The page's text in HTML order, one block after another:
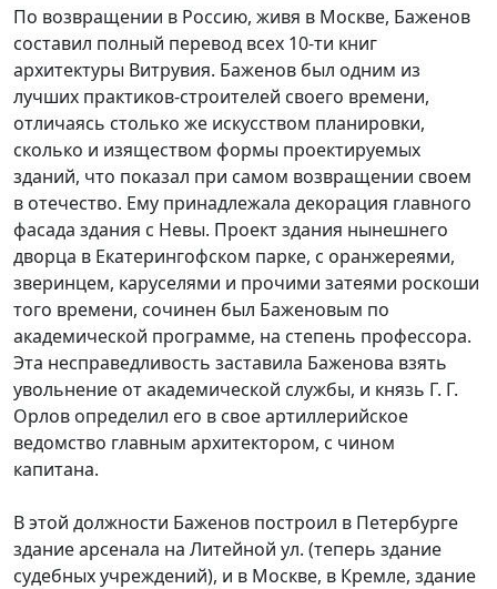
По возвращении в Россию, живя в Москве, Баженов
составил полный перевод всех 10-ти книг
архитектуры Витрувия. Баженов был одним из
лучших практиков-строителей своего времени,
отличаясь столько же искусством планировки,
сколько и изяществом формы проектируемых
зданий, что показал при самом возвращении своем
в отечество. Ему принадлежала декорация главного
фасада здания с Невы. Проект здания нынешнего
дворца в Екатерингофском парке, с оранжереями,
зверинцем, каруселями и прочими затеями роскоши
того времени, сочинен был Баженовым по
академической программе, на степень профессора.
Эта несправедливость заставила Баженова взять
увольнение от академической службы, и князь Г. Г.
Орлов определил его в свое артиллерийское
ведомство главным архитектором, с чином
капитана.
В этой должности Баженов построил в Петербурге
здание арсенала на Литейной ул. (теперь здание
судебных учреждений), и в Москве, в Кремле, здание